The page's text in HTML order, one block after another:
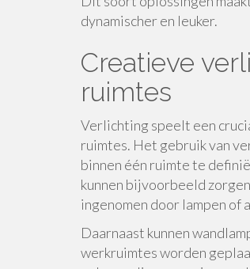
dynamischer en leuker.
Creatieve
ruimtes
Verlichting speelt een
ruimtes. Het gebruik van
binnen één ruimte te
kunnen bijvoorbeeld
ingenomen door lampen of
Daarnaast kunnen
werkruimtes worden